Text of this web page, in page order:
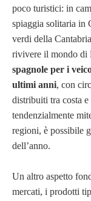
poco turistici: in
spiaggia solitaria in
verdi della
rivivere il mondo di
spagnole per i
ultimi anni, con
distribuiti tra costa
tendenzialmente
regioni, è possibile
dell’anno.
Un altro aspetto
mercati, i prodotti